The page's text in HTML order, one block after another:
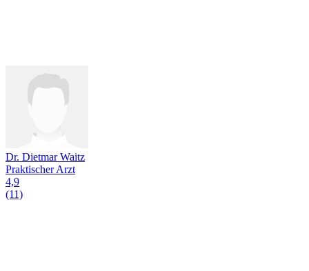
Dr. Dietmar Waitz
Praktischer Arzt
4,9
(11)